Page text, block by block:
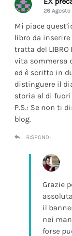
26 Agosto
Mi piace
libro da
tratta del LIBRO
vita sommersa
ed è scritto in
distinguere il
storia al di fuori
P.S.: Se non ti
blog.
RISPONDI
Grazie
il
nei
forse